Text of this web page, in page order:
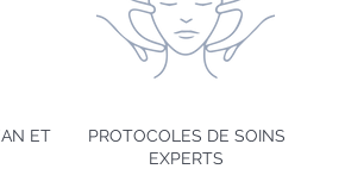
ET
PROTOCOLES DE SOINS
EXPERTS